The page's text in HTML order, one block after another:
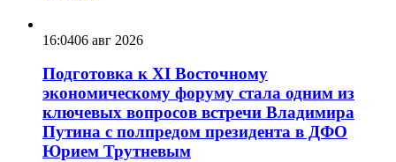
16:0406 авг 2026
Подготовка к XI Восточному
экономическому форуму стала одним из
ключевых вопросов встречи Владимира
Путина с полпредом президента в ДФО
Юрием Трутневым